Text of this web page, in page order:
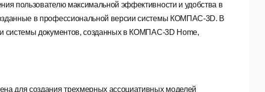
пользователю максимальной эффективности и удобства в
в профессиональной версии системы КОМПАС-3D. В
системы документов, созданных в КОМПАС-3D Home,
для создания трехмерных ассоциативных моделей